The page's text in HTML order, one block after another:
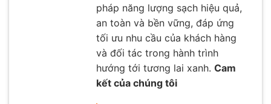
pháp năng lượng sạch hiệu quả,
an toàn và bền vững, đáp ứng
tối ưu nhu cầu của khách hàng
và đối tác trong hành trình
hướng tới tương lai xanh. Cam
kết của chúng tôi